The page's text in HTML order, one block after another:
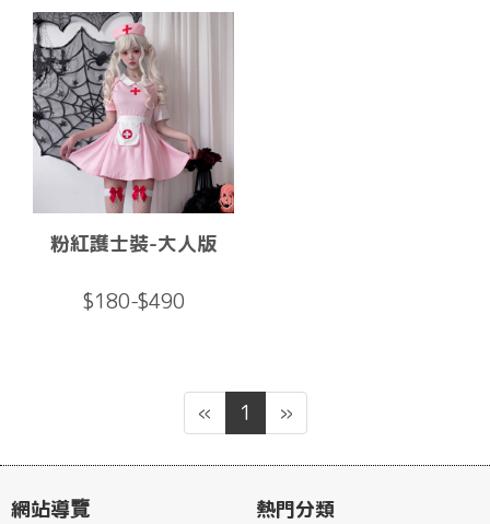
粉紅護士裝-大人版
$180-$490
« 1 »
網站導覽
熱門分類